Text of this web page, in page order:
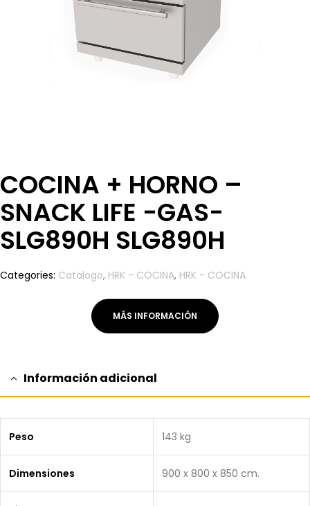
COCINA + HORNO –
SNACK LIFE -GAS-
SLG890H SLG890H
Categories: Catalogo, HRK - COCINA, HRK - COCINA
MÁS INFORMACIÓN
Información adicional
Peso 143 kg
Dimensiones 900 x 800 x 850 cm.